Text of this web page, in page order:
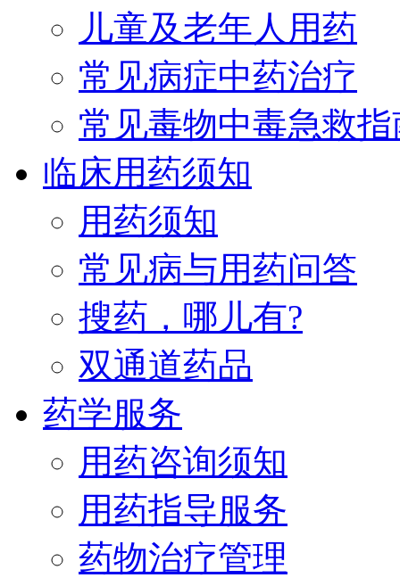
儿童及老年人用药
常见病症中药治疗
常见毒物中毒急救指
临床用药须知
用药须知
常见病与用药问答
搜药，哪儿有?
双通道药品
药学服务
用药咨询须知
用药指导服务
药物治疗管理